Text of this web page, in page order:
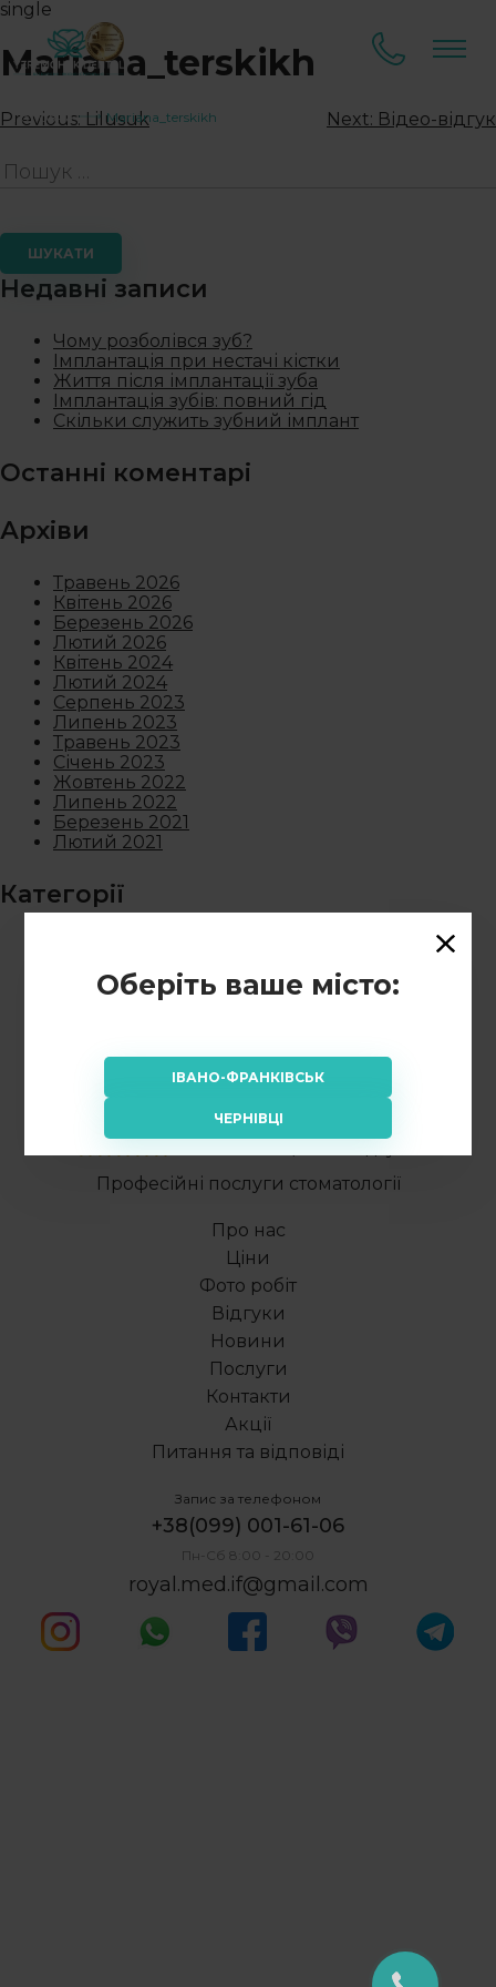
Головна Mariana_terskikh
single
Mariana_terskikh
Previous: Lilusuk Next: Відео-відгук
Недавні записи
Чому розболівся зуб?
Імплантація при нестачі кістки
Життя після імплантації зуба
Імплантація зубів: повний гід
Скільки служить зубний імплант
Останні коментарі
Архіви
Травень 2026
Квітень 2026
Березень 2026
Лютий 2026
Квітень 2024
Лютий 2024
Серпень 2023
Липень 2023
Травень 2023
Січень 2023
Жовтень 2022
Липень 2022
Березень 2021
Лютий 2021
Категорії
Професійні послуги стоматології
Про нас
Ціни
Фото робіт
Відгуки
Новини
Послуги
Контакти
Акції
Питання та відповіді
Запис за телефоном
+38(099) 001-61-06
Пн-Сб 8:00 - 20:00
royal.med.if@gmail.com
Оберіть ваше місто:
ІВАНО-ФРАНКІВСЬК
ЧЕРНІВЦІ